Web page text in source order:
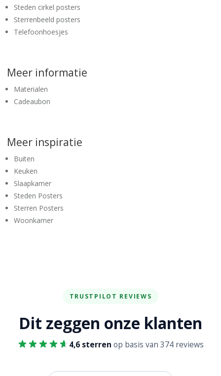
Steden cirkel posters
Sterrenbeeld posters
Telefoonhoesjes
Meer informatie
Materialen
Cadeaubon
Meer inspiratie
Buiten
Keuken
Slaapkamer
Steden Posters
Sterren Posters
Woonkamer
TRUSTPILOT REVIEWS
Dit zeggen onze klanten
4,6 sterren op basis van 374 reviews